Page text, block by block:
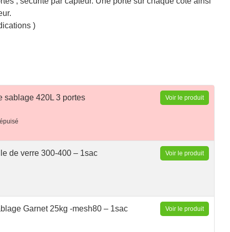
)
sablage 420L 3 portes Voir le produit
de verre 300-400 – 1sac Voir le produit
Garnet 25kg -mesh80 – 1sac Voir le produit